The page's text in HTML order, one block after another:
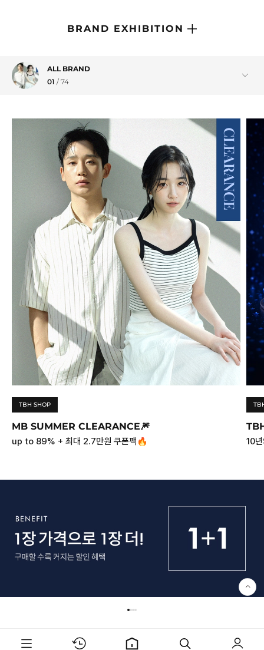
BRAND EXHIBITION
ALL BRAND
01 / 74
01 / 15
MIND BRIDGE MEN
/ 20
MIND BRIDGE WOMEN
JUCY JUDY
01
/
BASIC HOUSE
01
TBH SHOP
MB SUMMER CLEARANCE🎆
up to 89% + 최대 2.7만원 쿠폰팩🔥 10